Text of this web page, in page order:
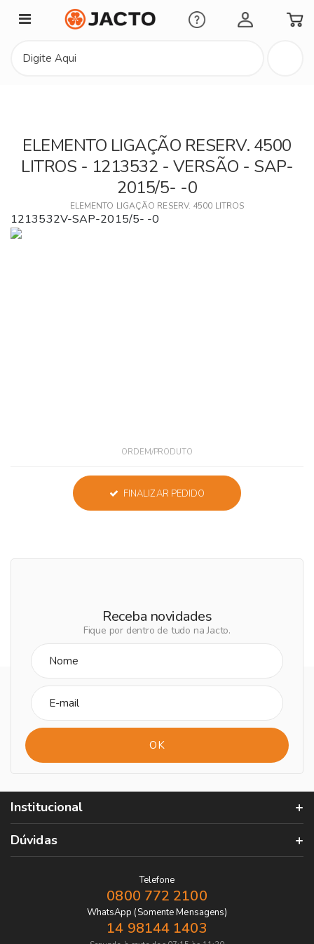
Minha Conta
ELEMENTO LIGAÇÃO RESERV. 4500
LITROS - 1213532 - VERSÃO - SAP-
2015/5- -0
ELEMENTO LIGAÇÃO RESERV. 4500 LITROS
1213532V-SAP-2015/5- -0
ORDEM/PRODUTO
FINALIZAR PEDIDO
Receba novidades
Fique por dentro de tudo na Jacto.
Institucional
Dúvidas
Telefone
0800 772 2100
WhatsApp (Somente Mensagens)
14 98144 1403